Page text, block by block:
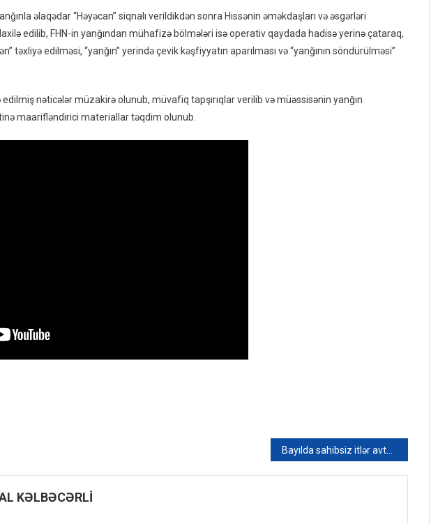
əlaqədar “Həyəcan” siqnalı verildikdən sonra Hissənin əməkdaşları və əsgərləri
edilib, FHN-in yanğından mühafizə bölmələri isə operativ qaydada hadisə yerinə çataraq,
təxliyə edilməsi, “yanğın” yerində çevik kəşfiyyatın aparılması və “yanğının söndürülməsi”
nəticələr müzakirə olunub, müvafiq tapşırıqlar verilib və müəssisənin yanğın
maarifləndirici materiallar təqdim olunub.
Bayılda sahibsiz itlər avtomobilin nömrəsini qopardı, üzlüyünü parçaladı
KƏLBƏCƏRLİ